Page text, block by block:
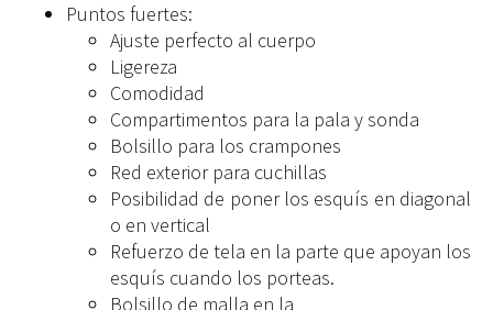
Puntos fuertes:
Ajuste perfecto al cuerpo
Ligereza
Comodidad
Compartimentos para la pala y sonda
Bolsillo para los crampones
Red exterior para cuchillas
Posibilidad de poner los esquís en diagonal
o en vertical
Refuerzo de tela en la parte que apoyan los
esquís cuando los porteas.
Bolsillo de malla en la